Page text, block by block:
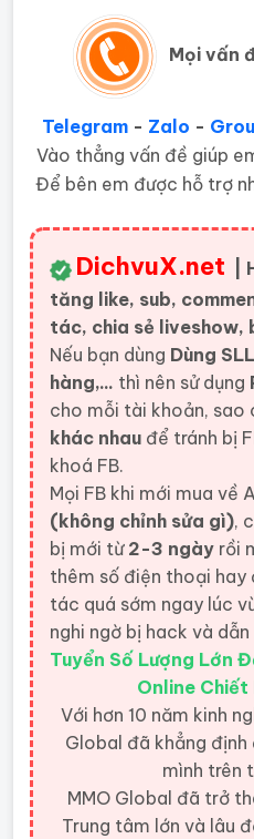
Mọi vấn
Telegram- Zalo -
Vào thẳng vấn đề giúp
Để bên em được hỗ trợ
DichvuX.net |
tăng like, sub,
tác, chia sẻ liveshow,
Nếu bạn dùng Dùng
hàng,... thì nên sử dụng
cho mỗi tài khoản, sao
khác nhau để tránh bị
khoá FB.
Mọi FB khi mới mua về
(không chỉnh sửa gì),
bị mới từ 2-3 ngày rồi
thêm số điện thoại hay
tác quá sớm ngay lúc
nghi ngờ bị hack và dẫn
Tuyển Số Lượng Lớn
Online Chiết
Với hơn 10 năm kinh
Global đã khẳng
mình trên
MMO Global đã trở
Trung tâm lớn và lâu